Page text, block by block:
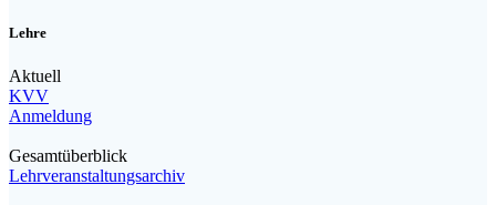
Lehre
Aktuell
KVV
Anmeldung
Gesamtüberblick
Lehrveranstaltungsarchiv